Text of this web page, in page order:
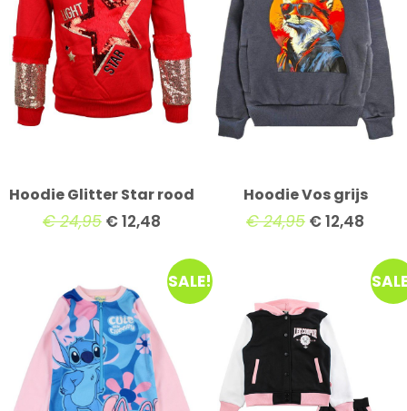
Hoodie Glitter Star rood
€24,95 €12,48
Hoodie Vos grijs
€24,95 €12,48
SALE!